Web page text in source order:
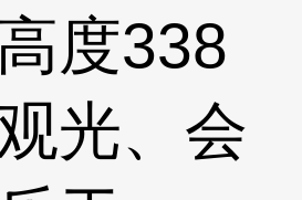
度338
光、会